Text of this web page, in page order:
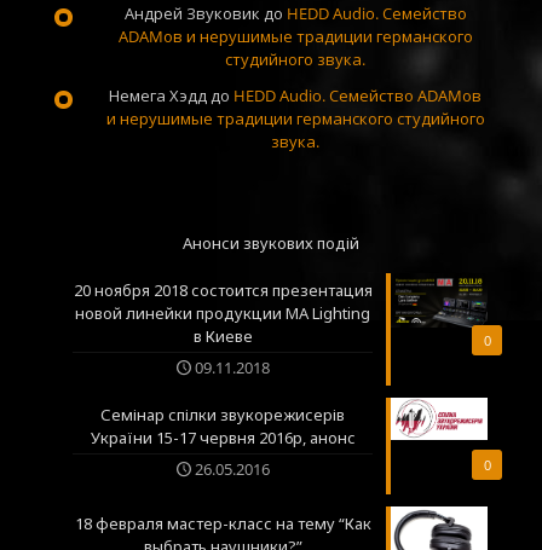
Андрей Звуковик до HEDD Audio. Семейство
ADAMов и нерушимые традиции германского
студийного звука.
Немега Хэдд до HEDD Audio. Семейство ADAMов
и нерушимые традиции германского студийного
звука.
Анонси звукових подій
0
20 ноября 2018 состоится презентация
новой линейки продукции MA Lighting
в Киеве
09.11.2018
0
Семінар спілки звукорежисерів
України 15-17 червня 2016р, анонс
26.05.2016
18 февраля мастер-класс на тему “Как